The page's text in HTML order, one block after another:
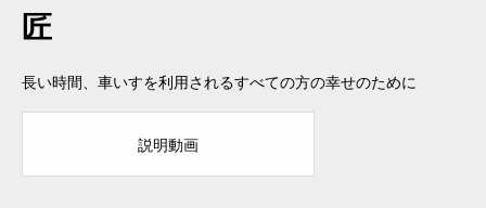
匠
長い時間、車いすを利用されるすべての方の幸せのために
説明動画